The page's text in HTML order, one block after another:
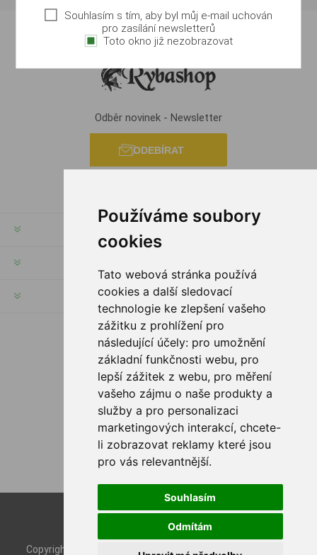
Používáme soubory
cookies
Tato webová stránka používá
cookies a další sledovací
technologie ke zlepšení vašeho
zážitku z prohlížení pro
následující účely: pro umožnění
základní funkčnosti webu, pro
lepší zážitek z webu, pro měření
vašeho zájmu o naše produkty a
služby a pro personalizaci
marketingových interakcí, chcete-
li zobrazovat reklamy které jsou
pro vás relevantnější.
Souhlasím
Odmítám
Odběr novinek - Newsletter
ODEBÍRAT
INFORMACE
SLEDUJTE NÁS
MOŽNOSTI PLATBY
nopCommerce
Nop-Templates.com
Copyright © 2026 Rybashop CZ. Všechna práva vyhrazena.
Souhlasím s tím, aby byl můj e-mail uchován
pro zasílání newsletterů
Toto okno již nezobrazovat